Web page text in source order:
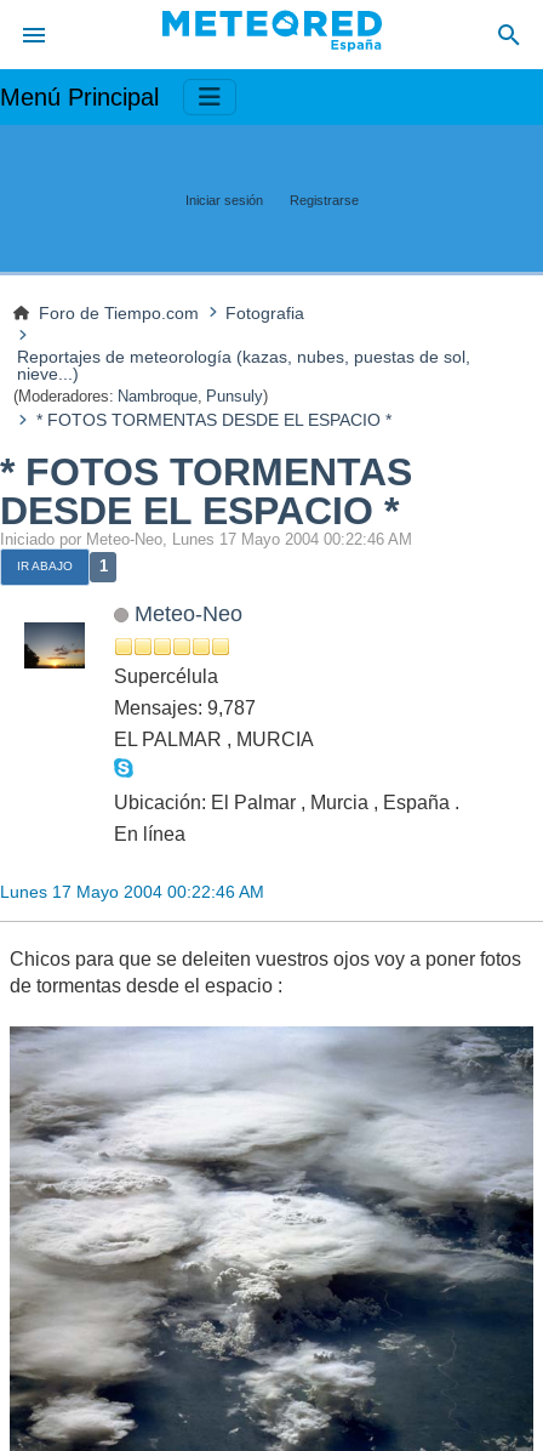
Menú Principal
Iniciar sesión Registrarse
Foro de Tiempo.com Fotografia
Reportajes de meteorología (kazas, nubes, puestas de sol,
nieve...)
(Moderadores: Nambroque, Punsuly)
* FOTOS TORMENTAS DESDE EL ESPACIO *
* FOTOS TORMENTAS
DESDE EL ESPACIO *
Iniciado por Meteo-Neo, Lunes 17 Mayo 2004 00:22:46 AM
IR ABAJO 1
Meteo-Neo
Supercélula
Mensajes: 9,787
EL PALMAR , MURCIA
Ubicación: El Palmar , Murcia , España .
En línea
Lunes 17 Mayo 2004 00:22:46 AM
Chicos para que se deleiten vuestros ojos voy a poner fotos
de tormentas desde el espacio :